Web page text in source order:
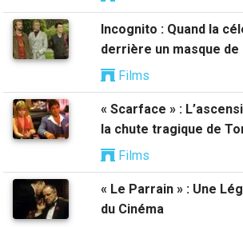
Incognito : Quand la
derrière un masque de
Films
« Scarface » :
la chute tragique de
Films
« Le Parrain » : Une
du Cinéma